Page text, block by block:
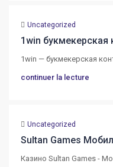
Uncategorized
1win букмекерская
1win — букмекерская
continuer la lecture
Uncategorized
Sultan Games
Казино Sultan Games -